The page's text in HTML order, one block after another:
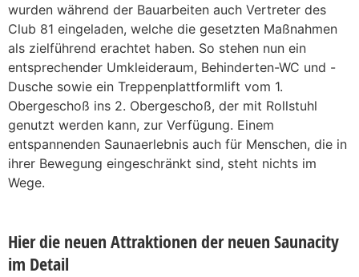
wurden während der Bauarbeiten auch Vertreter des
Club 81 eingeladen, welche die gesetzten Maßnahmen
als zielführend erachtet haben. So stehen nun ein
entsprechender Umkleideraum, Behinderten-WC und -
Dusche sowie ein Treppenplattformlift vom 1.
Obergeschoß ins 2. Obergeschoß, der mit Rollstuhl
genutzt werden kann, zur Verfügung. Einem
entspannenden Saunaerlebnis auch für Menschen, die in
ihrer Bewegung eingeschränkt sind, steht nichts im
Wege.
Hier die neuen Attraktionen der neuen Saunacity
im Detail